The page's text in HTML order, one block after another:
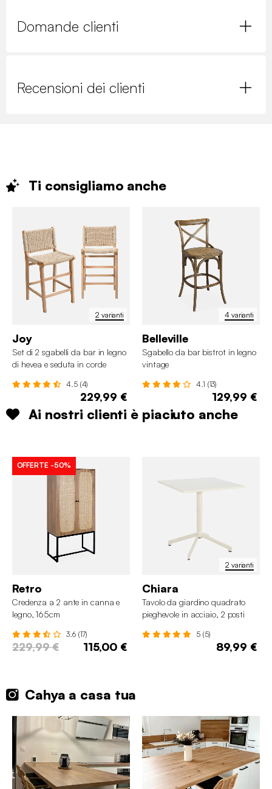
Domande clienti
Recensioni dei clienti
Ti consigliamo anche
2 varianti
Joy
Set di 2 sgabelli da bar in legno
di hevea e seduta in corde
4.5 (4)
229,99 €
4 varianti
Belleville
Sgabello da bar bistrot in legno
vintage
4.1 (13)
129,99 €
Ai nostri clienti è piaciuto anche
OFFERTE -50%
Retro
Credenza a 2 ante in canna e
legno, 165cm
3.6 (17)
229,99 € 115,00 €
2 varianti
Chiara
Tavolo da giardino quadrato
pieghevole in acciaio, 2 posti
5 (5)
89,99 €
Cahya a casa tua